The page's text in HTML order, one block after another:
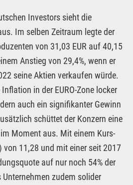
Investors sieht die
Im selben Zeitraum legte der
von 31,03 EUR auf 40,15
Anstieg von 29,4%, wenn er
seine Aktien verkaufen würde.
in der EURO-Zone locker
auch ein signifikanter Gewinn
schüttet der Konzern eine
Moment aus. Mit einem Kurs-
von 11,28 und mit einer seit 2017
auf nur noch 54% der
zudem solider